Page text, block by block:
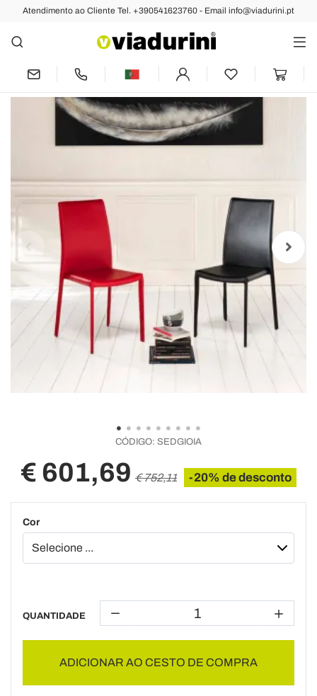
Atendimento ao Cliente Tel. +390541623760 - Email info@viadurini.pt
Anterior Próximo
Conjunto de 4 cadeiras modernas de
couro ecológico Gioia
CÓDIGO: SEDGIOIA
€ 601,69 € 752,11 -20% de desconto
Cor
QUANTIDADE
ADICIONAR AO CESTO DE COMPRA